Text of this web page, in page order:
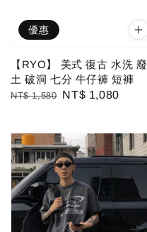
優惠
【RYO】 美式 復古 水洗 廢
土 破洞 七分 牛仔褲 短褲
Regular
NT$ 1,580 Sale
NT$ 1,080